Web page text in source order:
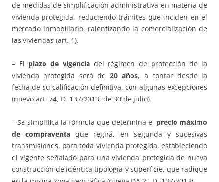
de medidas de simplificación administrativa en materia de
vivienda protegida, reduciendo trámites que inciden en el
mercado inmobiliario, ralentizando la comercialización de
las viviendas (art. 1).
– El plazo de vigenciadel régimen de protección de la
vivienda protegida será de 20 años, a contar desde la
fecha de su calificación definitiva, con algunas excepciones
(nuevo art. 74, D. 137/2013, de 30 de julio).
– Se simplifica la fórmula que determina el precio máximo
de compraventaque regirá, en segunda y sucesivas
transmisiones, para toda vivienda protegida, estableciendo
el vigente señalado para una vivienda protegida de nueva
construcción de idéntica tipología y superficie, que radique